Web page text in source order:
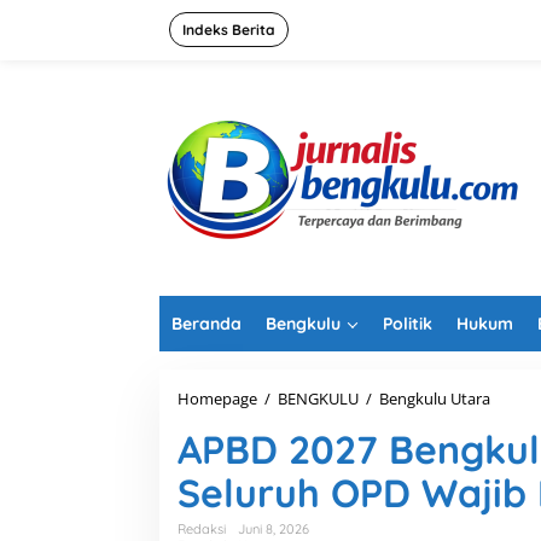
Indeks Berita
Beranda Bengkulu Politik Hukum
Homepage / BENGKULU / Bengkulu Utara
B
D
2
0
APBD 2027
Seluruh OPD
Redaksi
Juni 8, 2026